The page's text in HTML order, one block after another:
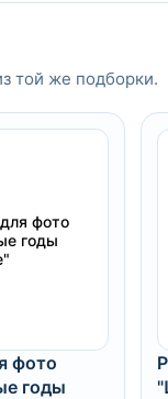
той же подборки.
фото
годы